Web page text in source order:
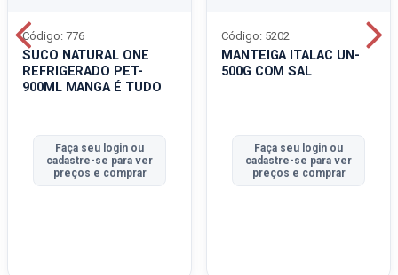
SUCO NATURAL ONE
REFRIGERADO PET-
900ML MANGA É TUDO
Código: 776
Faça seu login ou
cadastre-se para ver
preços e comprar
MANTEIGA ITALAC UN-
500G COM SAL
Código: 5202
Faça seu login ou
cadastre-se para ver
preços e comprar